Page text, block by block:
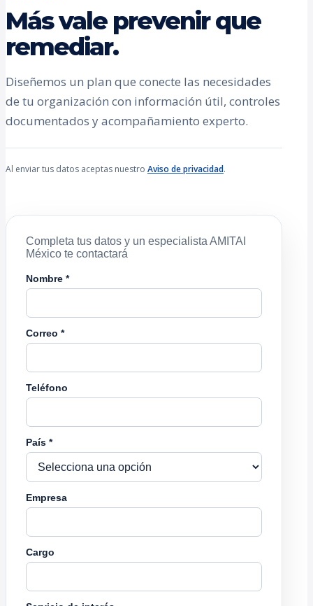
Más vale prevenir que
remediar.
Diseñemos un plan que conecte las necesidades
de tu organización con información útil, controles
documentados y acompañamiento experto.
Al enviar tus datos aceptas nuestro Aviso de privacidad.